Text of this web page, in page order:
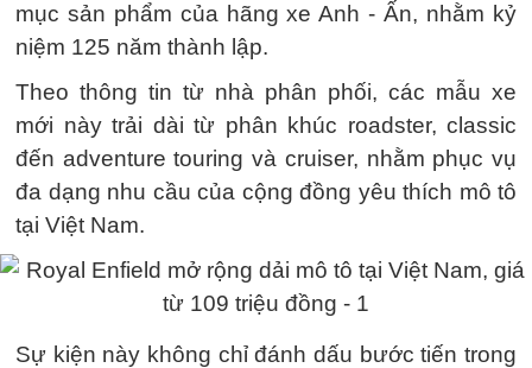
mục sản phẩm của hãng xe Anh - Ấn, nhằm kỷ
niệm 125 năm thành lập.
Theo thông tin từ nhà phân phối, các mẫu xe
mới này trải dài từ phân khúc roadster, classic
đến adventure touring và cruiser, nhằm phục vụ
đa dạng nhu cầu của cộng đồng yêu thích mô tô
tại Việt Nam.
Sự kiện này không chỉ đánh dấu bước tiến trong